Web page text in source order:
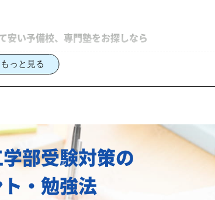
安い予備校、専門塾をお探しなら
備校という選択肢
リキュラム」から得られる成果とは？
もっと見る
部受験対策の
・勉強法